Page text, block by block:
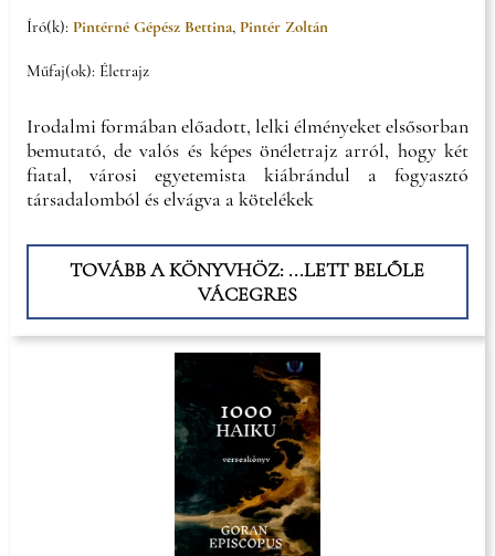
Író(k): Pintérné Gépész Bettina, Pintér Zoltán
Műfaj(ok): Életrajz
Irodalmi formában előadott, lelki élményeket elsősorban
bemutató, de valós és képes önéletrajz arról, hogy két
fiatal, városi egyetemista kiábrándul a fogyasztó
társadalomból és elvágva a kötelékek
TOVÁBB A KÖNYVHÖZ: ...LETT BELŐLE
VÁCEGRES